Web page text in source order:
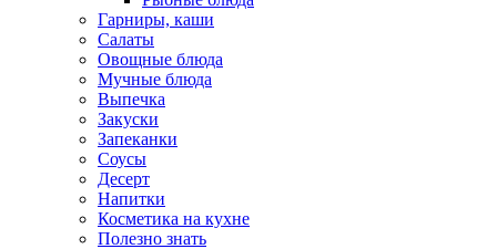
Гарниры, каши
Салаты
Овощные блюда
Мучные блюда
Выпечка
Закуски
Запеканки
Соусы
Десерт
Напитки
Косметика на кухне
Полезно знать